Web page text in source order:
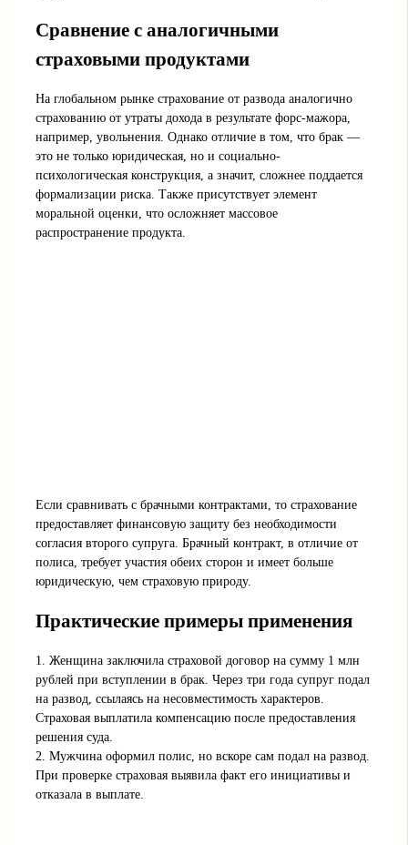
Сравнение с аналогичными
страховыми продуктами
На глобальном рынке страхование от развода аналогично
страхованию от утраты дохода в результате форс-мажора,
например, увольнения. Однако отличие в том, что брак —
это не только юридическая, но и социально-
психологическая конструкция, а значит, сложнее поддается
формализации риска. Также присутствует элемент
моральной оценки, что осложняет массовое
распространение продукта.
Если сравнивать с брачными контрактами, то страхование
предоставляет финансовую защиту без необходимости
согласия второго супруга. Брачный контракт, в отличие от
полиса, требует участия обеих сторон и имеет больше
юридическую, чем страховую природу.
Практические примеры применения
1. Женщина заключила страховой договор на сумму 1 млн
рублей при вступлении в брак. Через три года супруг подал
на развод, ссылаясь на несовместимость характеров.
Страховая выплатила компенсацию после предоставления
решения суда.
2. Мужчина оформил полис, но вскоре сам подал на развод.
При проверке страховая выявила факт его инициативы и
отказала в выплате.